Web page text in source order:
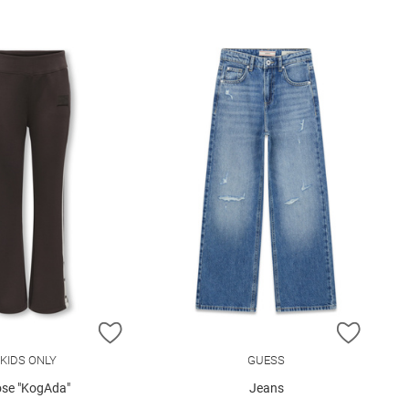
HINZUFÜGEN
KIDS ONLY
"KogAda"
ZUR
GUESS
Jeans